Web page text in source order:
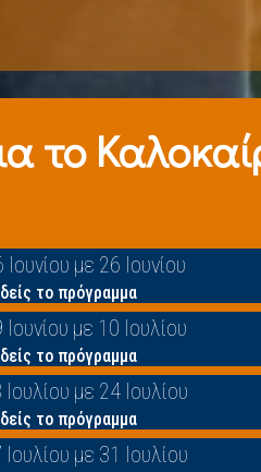
το
με 26 Ιουνίου
το πρόγραμμα
με 10 Ιουλίου
το πρόγραμμα
με 24 Ιουλίου
το πρόγραμμα
με 31 Ιουλίου